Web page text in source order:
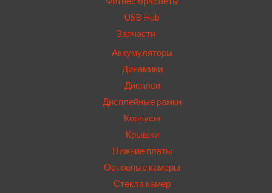
USB Hub
Запчасти
Аккумуляторы
Динамики
Дисплеи
Дисплейные рамки
Корпусы
Крышки
Нижние платы
Основные камеры
Стекла камер